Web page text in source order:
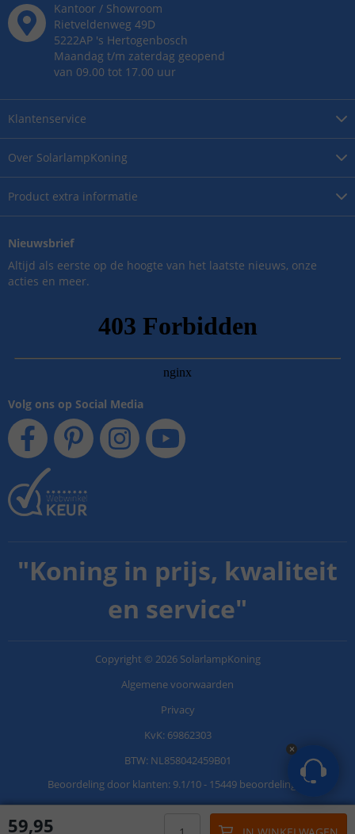
59,95
Over SolarlampKoning
Product extra informatie
Klantenservice
Kantoor / Showroom
Rietveldenweg 49D
5222AP 's Hertogenbosch
Maandag t/m zaterdag geopend
van 09.00 tot 17.00 uur
Nieuwsbrief
Altijd als eerste op de hoogte van het laatste nieuws, onze
acties en meer.
Volg ons op Social Media
"Koning in prijs, kwaliteit
en service"
Copyright © 2026 SolarlampKoning
Algemene voorwaarden
Privacy
KvK: 69862303
BTW: NL858042459B01
Beoordeling door klanten: 9.1/10- 15449 beoordelingen